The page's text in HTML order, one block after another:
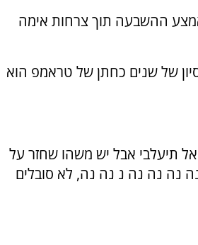
ההשבעה תוך צרחות אימה
של שנים כחתן של טראמפ הוא
תיעלבי אבל יש משהו שחזר על
נה נה נה נ נה נה, לא סובלים